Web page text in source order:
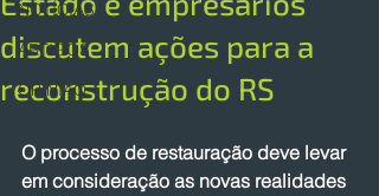
NOTÍCIAS
ARTIGOS
OPINIÃO
discutem ações para a
reconstrução do RS
O processo de restauração deve levar
em consideração as novas realidades